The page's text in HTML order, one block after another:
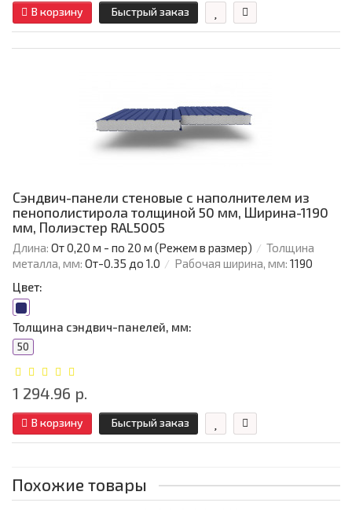
В корзину Быстрый заказ
Сэндвич-панели стеновые с наполнителем из
пенополистирола толщиной 50 мм, Ширина-1190
мм, Полиэстер RAL5005
Длина: От 0,20 м - по 20 м (Режем в размер)
Толщина
металла, мм: От-0.35 до 1.0 Рабочая ширина, мм: 1190
Цвет:
Толщина сэндвич-панелей, мм:
50
1 294.96 р.
В корзину Быстрый заказ
Похожие товары